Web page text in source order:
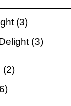
(3)
(3)
(2)